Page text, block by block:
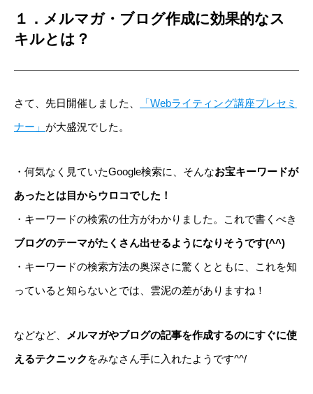
１．メルマガ・ブログ作成に効果的なス
キルとは？
さて、先日開催しました、
「Webライティング講座プレセミ
ナー」 が大盛況でした。
・何気なく見ていたGoogle検索に、そんなお宝キーワードが
あったとは目からウロコでした！
・キーワードの検索の仕方がわかりました。これで書くべき
ブログのテーマがたくさん出せるようになりそうです(^^)
・キーワードの検索方法の奥深さに驚くとともに、これを知
っていると知らないとでは、雲泥の差がありますね！
などなど、
メルマガやブログの記事を作成するのにすぐに使
えるテクニック をみなさん手に入れたようです^^/